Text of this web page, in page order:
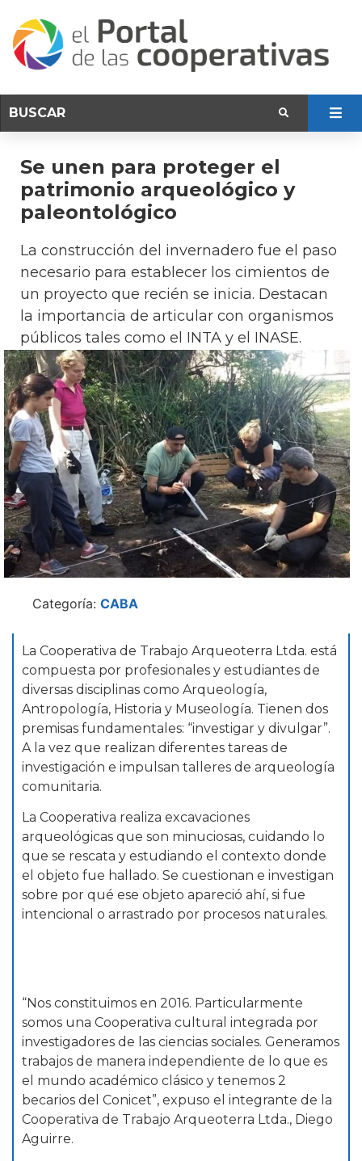
Se unen para proteger el
patrimonio arqueológico y
paleontológico
La construcción del invernadero fue el paso
necesario para establecer los cimientos de
un proyecto que recién se inicia. Destacan
la importancia de articular con organismos
públicos tales como el INTA y el INASE.
Categoría: CABA
La Cooperativa de Trabajo Arqueoterra Ltda. está
compuesta por profesionales y estudiantes de
diversas disciplinas como Arqueología,
Antropología, Historia y Museología. Tienen dos
premisas fundamentales: “investigar y divulgar”.
A la vez que realizan diferentes tareas de
investigación e impulsan talleres de arqueología
comunitaria.
La Cooperativa realiza excavaciones
arqueológicas que son minuciosas, cuidando lo
que se rescata y estudiando el contexto donde
el objeto fue hallado. Se cuestionan e investigan
sobre por qué ese objeto apareció ahí, si fue
intencional o arrastrado por procesos naturales.
“Nos constituimos en 2016. Particularmente
somos una Cooperativa cultural integrada por
investigadores de las ciencias sociales. Generamos
trabajos de manera independiente de lo que es
el mundo académico clásico y tenemos 2
becarios del Conicet”, expuso el integrante de la
Cooperativa de Trabajo Arqueoterra Ltda., Diego
Aguirre.